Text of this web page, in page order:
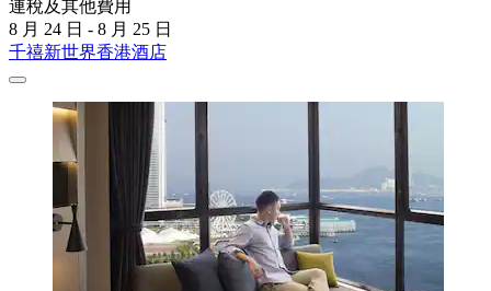
連稅及其他費用
8 月 24 日 - 8 月 25 日
千禧新世界香港酒店